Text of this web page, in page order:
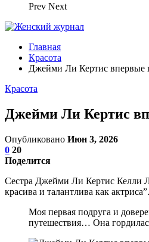
Prev Next
Главная
Красота
Джейми Ли Кертис впервые
Красота
Джейми Ли Кертис
Опубликовано Июн 3, 2026
0 20
Поделится
Сестра Джейми Ли Кертис Келли
красива и талантлива как
Моя первая подруга и
путешествия… Она